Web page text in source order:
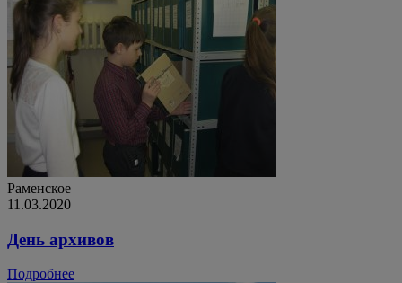
Раменское
11.03.2020
День архивов
Подробнее